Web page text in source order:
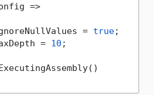
=>
=
true;
=
10 ;